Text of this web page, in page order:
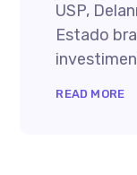
USP,
Estado
READ MORE